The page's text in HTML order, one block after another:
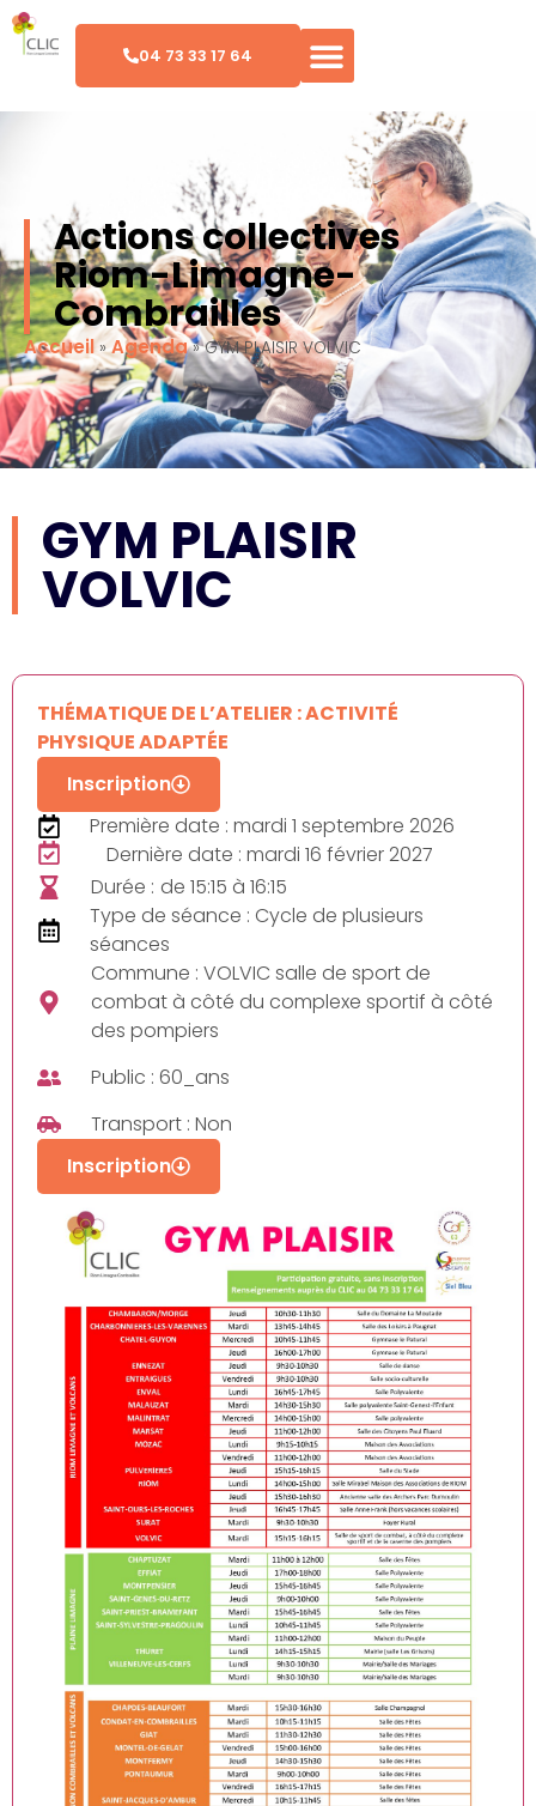
04 73 33 17 64
Actions collectives
Riom-Limagne-
Combrailles
Accueil»Agenda»GYM PLAISIR VOLVIC
GYM PLAISIR
VOLVIC
THÉMATIQUE DE L’ATELIER : ACTIVITÉ
PHYSIQUE ADAPTÉE
Inscription
Première date : mardi 1 septembre 2026
Dernière date : mardi 16 février 2027
Durée : de 15:15 à 16:15
Type de séance : Cycle de plusieurs
séances
Commune : VOLVIC salle de sport de
combat à côté du complexe sportif à côté
des pompiers
Public : 60_ans
Transport : Non
Inscription